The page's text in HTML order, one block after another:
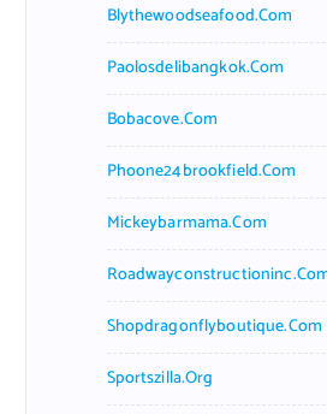
Blythewoodseafood.com
Paolosdelibangkok.com
Bobacove.com
Phoone24brookfield.com
Mickeybarmama.com
Shopdragonflyboutique.com
Sportszilla.org